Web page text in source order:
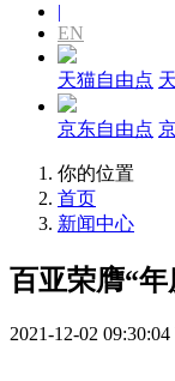
|
EN
天猫自由点
京东自由点
你的位置
首页
新闻中心
百亚荣膺“
2021-12-02 09:30:04